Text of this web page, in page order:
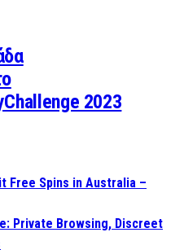
2023
Free Spins in Australia –
Private Browsing, Discreet